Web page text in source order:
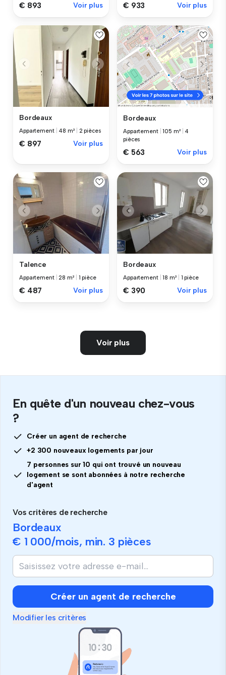
€ 893 Voir plus € 933 Voir plus
Bordeaux
Appartement 48 m² 2 pièces
€ 897 Voir plus
Bordeaux
Appartement |105 m²
4
pièces
€ 563 Voir plus
Talence
Appartement |28 m² 1 pièce
€ 487 Voir plus
Bordeaux
Appartement |18 m² 1 pièce
€ 390 Voir plus
Voir plus
En quête d'un nouveau chez-vous
?
Créer un agent de recherche
+2 300 nouveaux logements par jour
7 personnes sur 10 qui ont trouvé un nouveau
logement se sont abonnées à notre recherche
d'agent
Vos critères de recherche
Bordeaux
€ 1 000/mois, min. 3 pièces
Créer un agent de recherche
Modifier les critères